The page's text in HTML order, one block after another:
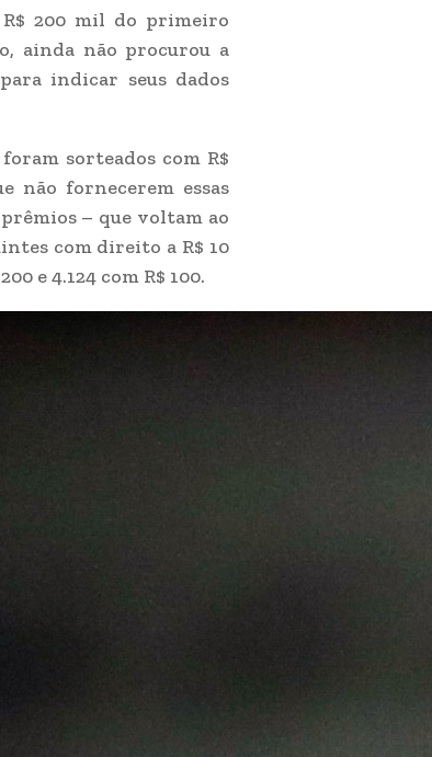
200 mil do primeiro
ainda não procurou a
indicar seus dados
sorteados com R$
não fornecerem essas
– que voltam ao
com direito a R$ 10
e 4.124 com R$ 100.